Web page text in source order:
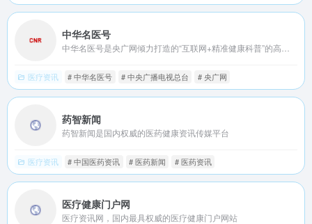
中华名医号
医疗资讯 # 中华名医号 # 中央广播电视总台 # 央广网
药智新闻
药智新闻是国内权威的医药健康资讯传媒平台
医疗资讯 # 中国医药资讯 # 医药新闻 # 医药资讯
医疗健康门户网
医疗资讯网，国内最具权威的医疗健康门户网站